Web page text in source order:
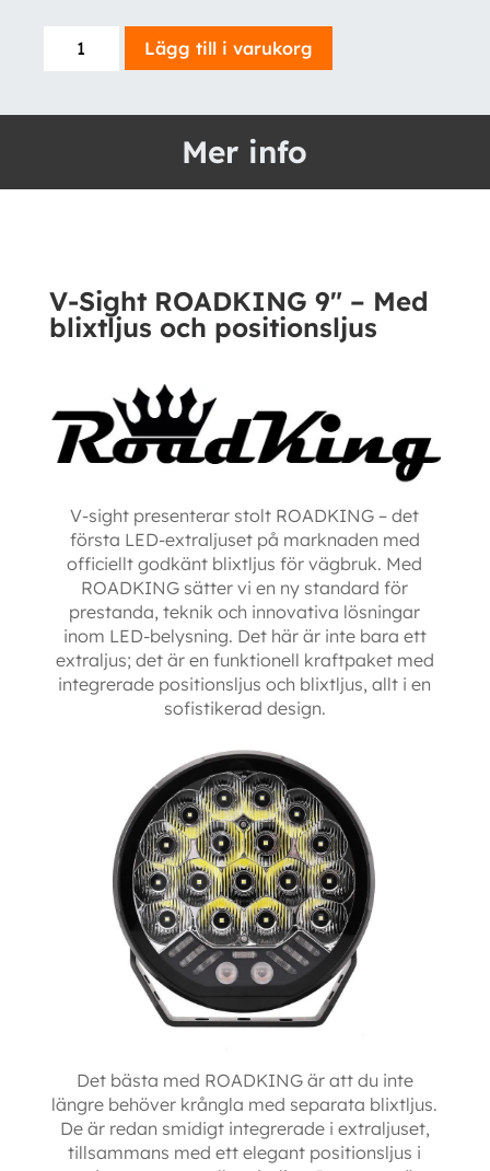
Med
mängd
Lägg till i varukorg
Mer info
V-Sight ROADKING 9″ – Med
blixtljus och positionsljus
V-sight presenterar stolt ROADKING – det
första LED-extraljuset på marknaden med
officiellt godkänt blixtljus för vägbruk. Med
ROADKING sätter vi en ny standard för
prestanda, teknik och innovativa lösningar
inom LED-belysning. Det här är inte bara ett
extraljus; det är en funktionell kraftpaket med
integrerade positionsljus och blixtljus, allt i en
sofistikerad design.
Det bästa med ROADKING är att du inte
längre behöver krångla med separata blixtljus.
De är redan smidigt integrerade i extraljuset,
tillsammans med ett elegant positionsljus i